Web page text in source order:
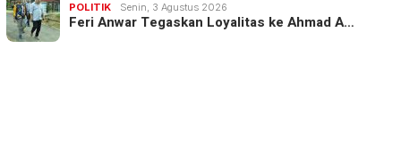
POLITIK Senin, 3 Agustus 2026
Feri Anwar Tegaskan Loyalitas ke Ahmad A…